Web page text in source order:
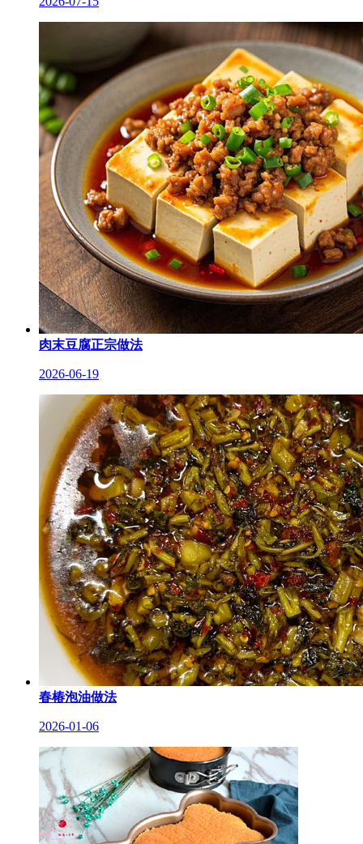
肉末豆腐正宗做法
2026-06-19
春椿泡油做法
2026-01-06